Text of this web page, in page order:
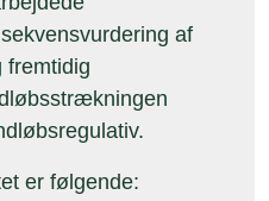
af
fremtidig
er følgende: